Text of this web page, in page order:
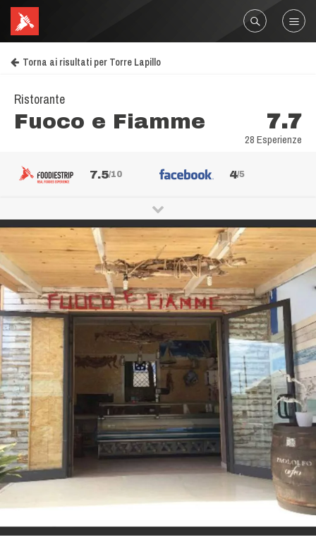
Torna ai risultati per Torre Lapillo
Ristorante
Fuoco e Fiamme 7.7
28 Esperienze
7.5/10 4/5